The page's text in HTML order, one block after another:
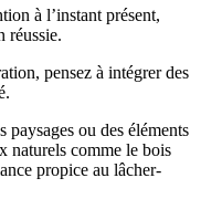
à l’instant présent,
réussie.
pensez à intégrer des
paysages ou des éléments
naturels comme le bois
propice au lâcher-